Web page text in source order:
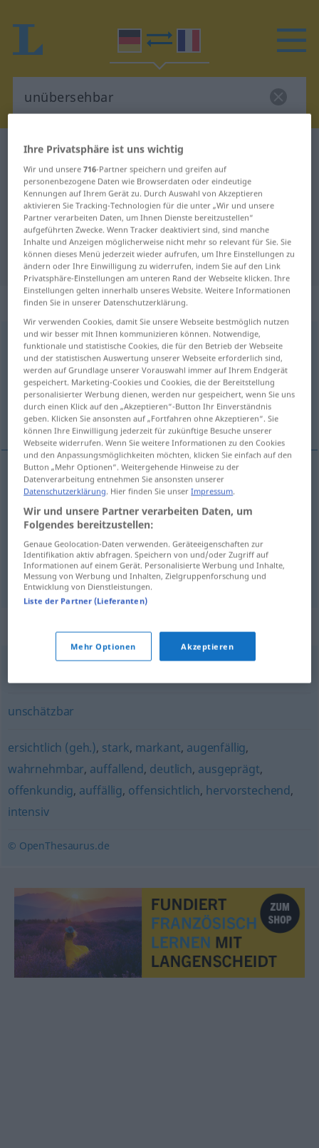
Deutsch-Französisch Wörterbuch
Deutsch-Französisch Übersetzung
für "unübersehbar"
"unübersehbar" Französisch
Übersetzung
„unübersehbar“: Adjektiv
unübersehbaradj
Übersicht aller Übersetzungen
(Für mehr Details die Übersetzung anklicken/antippen)
manifeste, patent immense
manifeste unübersehbar (≈ offenkundig)
patent unübersehbar
immense unübersehbar(≈ sehr groß)
Synonyme für "unübersehbar"
unschätzbar
ersichtlich (geh.), stark, markant, augenfällig,
wahrnehmbar, auffallend, deutlich, ausgeprägt,
offenkundig, auffällig, offensichtlich, hervorstechend,
intensiv
© OpenThesaurus.de
Ihre Privatsphäre ist uns wichtig
Wir und unsere716-Partner speichern und greifen auf
personenbezogene Daten wie Browserdaten oder eindeutige
Kennungen auf Ihrem Gerät zu. Durch Auswahl von Akzeptieren
aktivieren Sie Tracking-Technologien für die unter „Wir und unsere
Partner verarbeiten Daten, um Ihnen Dienste bereitzustellen“
aufgeführten Zwecke. Wenn Tracker deaktiviert sind, sind manche
Inhalte und Anzeigen möglicherweise nicht mehr so relevant für Sie. Sie
können dieses Menü jederzeit wieder aufrufen, um Ihre Einstellungen zu
ändern oder Ihre Einwilligung zu widerrufen, indem Sie auf den Link
Privatsphäre-Einstellungen am unteren Rand der Webseite klicken. Ihre
Einstellungen gelten innerhalb unseres Website. Weitere Informationen
finden Sie in unserer Datenschutzerklärung.
Wir verwenden Cookies, damit Sie unsere Webseite bestmöglich nutzen
und wir besser mit Ihnen kommunizieren können. Notwendige,
funktionale und statistische Cookies, die für den Betrieb der Webseite
und der statistischen Auswertung unserer Webseite erforderlich sind,
werden auf Grundlage unserer Vorauswahl immer auf Ihrem Endgerät
gespeichert. Marketing-Cookies und Cookies, die der Bereitstellung
personalisierter Werbung dienen, werden nur gespeichert, wenn Sie uns
durch einen Klick auf den „Akzeptieren“-Button Ihr Einverständnis
geben. Klicken Sie ansonsten auf „Fortfahren ohne Akzeptieren“. Sie
können Ihre Einwilligung jederzeit für zukünftige Besuche unserer
Webseite widerrufen. Wenn Sie weitere Informationen zu den Cookies
und den Anpassungsmöglichkeiten möchten, klicken Sie einfach auf den
Button „Mehr Optionen“. Weitergehende Hinweise zu der
Datenverarbeitung entnehmen Sie ansonsten unserer
Datenschutzerklärung. Hier finden Sie unserImpressum.
Wir und unsere Partner verarbeiten Daten, um
Folgendes bereitzustellen:
Genaue Geolocation-Daten verwenden. Geräteeigenschaften zur
Identifikation aktiv abfragen. Speichern von und/oder Zugriff auf
Informationen auf einem Gerät. Personalisierte Werbung und Inhalte,
Messung von Werbung und Inhalten, Zielgruppenforschung und
Entwicklung von Dienstleistungen.
Liste der Partner (Lieferanten)
Mehr Optionen Akzeptieren